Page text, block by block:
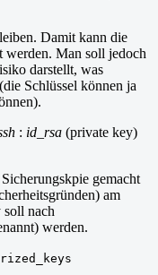
Damit kann die
werden. Man soll jedoch
darstellt, was
Schlüssel können ja
: id_rsa (private key)
gemacht
am
nach
werden.